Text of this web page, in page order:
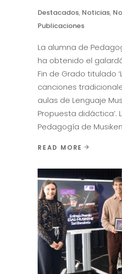
Destacados, Noticias,
Publicaciones
La alumna de
ha obtenido el
Fin de Grado titulado
canciones
aulas de Lenguaje
Propuesta didáctica’.
Pedagogía de
READ MORE